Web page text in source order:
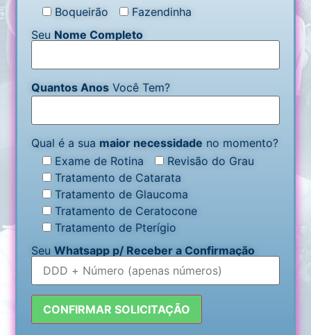
Boqueirão
Fazendinha
Seu Nome Completo
Quantos Anos Você Tem?
Qual é a sua maior necessidade no momento?
Exame de Rotina
Revisão do Grau
Tratamento de Catarata
Tratamento de Glaucoma
Tratamento de Ceratocone
Tratamento de Pterígio
SeuWhatsapp p/ Receber a Confirmação